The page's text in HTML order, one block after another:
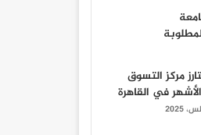
مركز التسوق
في القاهرة